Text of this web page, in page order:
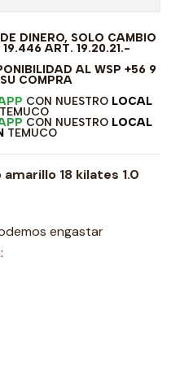
DINERO, SOLO CAMBIO
19.446 ART. 19.20.21.-
AL WSP +56 9
COMPRA
CON NUESTRO LOCAL
TEMUCO
CON NUESTRO LOCAL
TEMUCO
18 kilates 1.0
engastar